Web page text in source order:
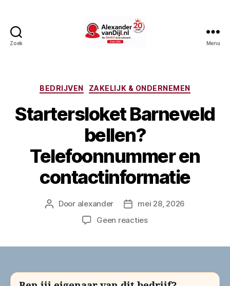
Zoek Menu
Categorieën
BEDRIJVEN ZAKELIJK & ONDERNEMEN
Startersloket Barneveld
bellen?
Telefoonnummer en
contactinformatie
Berichtauteur
Door alexander Berichtdatum
mei 28, 2026
Geen reactiesop
en